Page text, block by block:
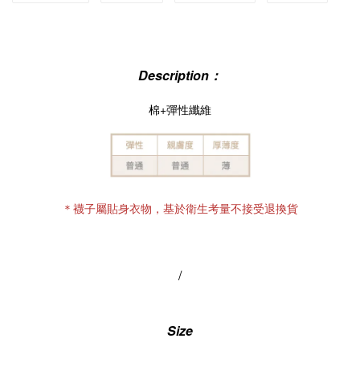
Description：
棉+彈性纖維
＊襪子屬貼身衣物，基於衛生考量不接受退換貨
/
Size